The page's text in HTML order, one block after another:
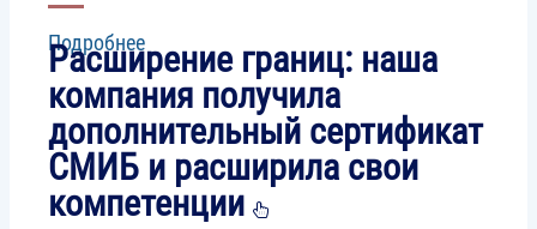
Подробнее
На
базе
образовательной
платформы
Znaem.by
наши
эксперты
провели
Расширение границ: наша
компания получила
дополнительный сертификат
СМИБ и расширила свои
компетенции